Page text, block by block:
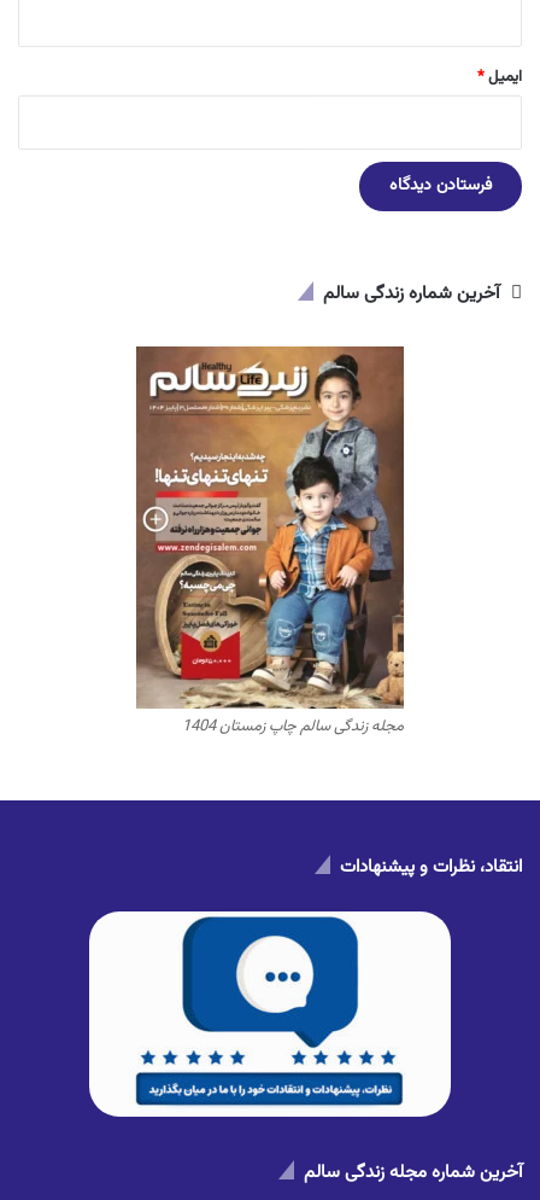
ایمیل*
آخرین شماره زندگی سالم
مجله زندگی سالم چاپ زمستان 1404
انتقاد، نظرات و پیشنهادات
آخرین شماره مجله زندگی سالم